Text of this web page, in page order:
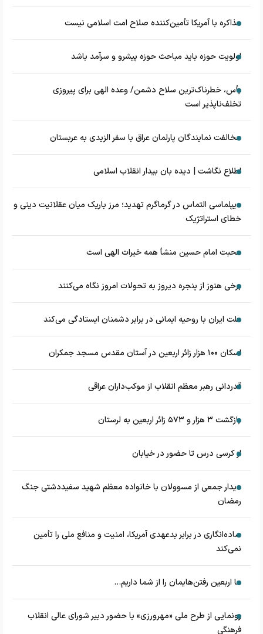
مذاکره با آمریکا تأمین‌کننده صلاح امت اسلامی نیست
اولویت حوزه باید مباحث حوزه پیشرو و سرآمد باشد
یأس، خطرناک‌ترین سلاح دشمن/ وعده الهی برای پیروزی
تخلف‌ناپذیر است
مخالفت نمایندگان پارلمان عراق با سفر الزیدی به عربستان
اطلاع نگاشت | دیده بان بیدار انقلاب اسلامی
دیپلماسی التماس در گرماگرم تهدید؛ مرز باریک میان عقلانیت دینی و
خطای استراتژیک
محبت امام حسین منشأ همه خیرات الهی است
برخی هنوز از پنجره دیروز به تحولات امروز نگاه می‌کنند
ملت ایران با روحیه ایمانی در برابر دشمنان ایستادگی می‌کند
اسکان ۱۰۰ هزار زائر اربعین در آستان مقدس مسجد جمکران
قدردانی رهبر معظم انقلاب از موکب‌داران عراقی
بازگشت ۳ هزار و ۵۷۳ زائر اربعین به لرستان
از کرسی درس تا حضور در خیابان
دیدار جمعی از مسوولان با خانواده معظم شهید سفیددشتی جنگ
رمضان
ساده‌انگاری در برابر بدعهدی آمریکا، امنیت و منافع ملی را تأمین
نمی‌کند
ما اربعین رفتن‌هایمان را از شما داریم...
رونمایی از طرح ملی «مهرورزی» با حضور دبیر شورای عالی انقلاب
فرهنگی